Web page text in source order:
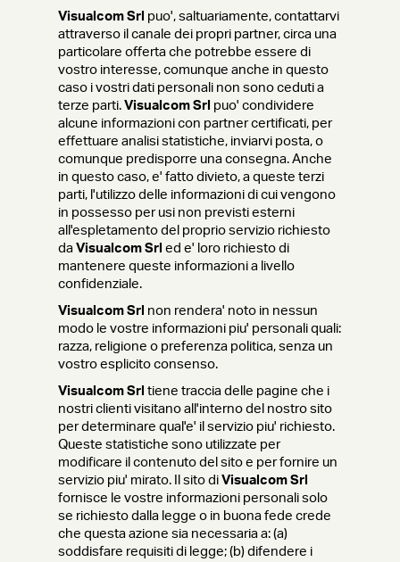
Visualcom Srl puo', saltuariamente, contattarvi
attraverso il canale dei propri partner, circa una
particolare offerta che potrebbe essere di
vostro interesse, comunque anche in questo
caso i vostri dati personali non sono ceduti a
terze parti. Visualcom Srl puo' condividere
alcune informazioni con partner certificati, per
effettuare analisi statistiche, inviarvi posta, o
comunque predisporre una consegna. Anche
in questo caso, e' fatto divieto, a queste terzi
parti, l'utilizzo delle informazioni di cui vengono
in possesso per usi non previsti esterni
all'espletamento del proprio servizio richiesto
da Visualcom Srl ed e' loro richiesto di
mantenere queste informazioni a livello
confidenziale.
Visualcom Srl non rendera' noto in nessun
modo le vostre informazioni piu' personali quali:
razza, religione o preferenza politica, senza un
vostro esplicito consenso.
Visualcom Srl tiene traccia delle pagine che i
nostri clienti visitano all'interno del nostro sito
per determinare qual'e' il servizio piu' richiesto.
Queste statistiche sono utilizzate per
modificare il contenuto del sito e per fornire un
servizio piu' mirato. Il sito di Visualcom Srl
fornisce le vostre informazioni personali solo
se richiesto dalla legge o in buona fede crede
che questa azione sia necessaria a: (a)
soddisfare requisiti di legge; (b) difendere i